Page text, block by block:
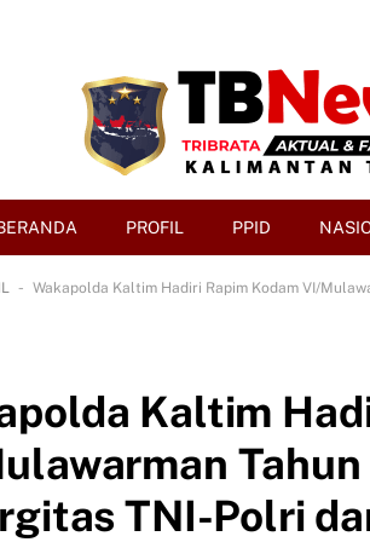
PROFIL PPID
- Wakapolda Kaltim Hadiri Rapim Kodam VI/
Kaltim
TNI-Polri